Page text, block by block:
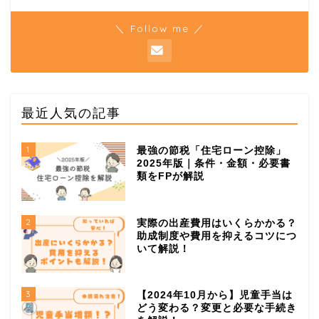
＼ Follow me ／
最近人気の記事
1
最強の節税「住宅ローン控除」
2025年版｜条件・金額・必要書
類をFPが解説
2
実際の出産費用はいくらかかる？
助成制度や費用を抑えるコツにつ
いて解説！
3
【2024年10月から】児童手当は
どう変わる？変更と必要な手続き